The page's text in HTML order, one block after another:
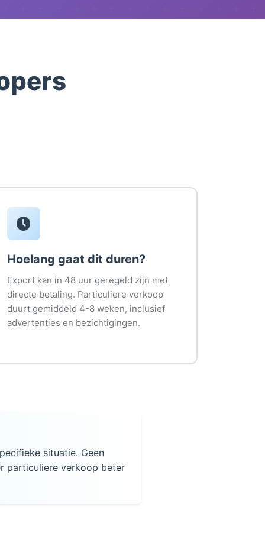
Hoelang gaat dit duren?
Export kan in 48 uur geregeld zijn met
directe betaling. Particuliere verkoop
duurt gemiddeld 4-8 weken, inclusief
advertenties en bezichtigingen.
situatie. Geen
particuliere verkoop beter